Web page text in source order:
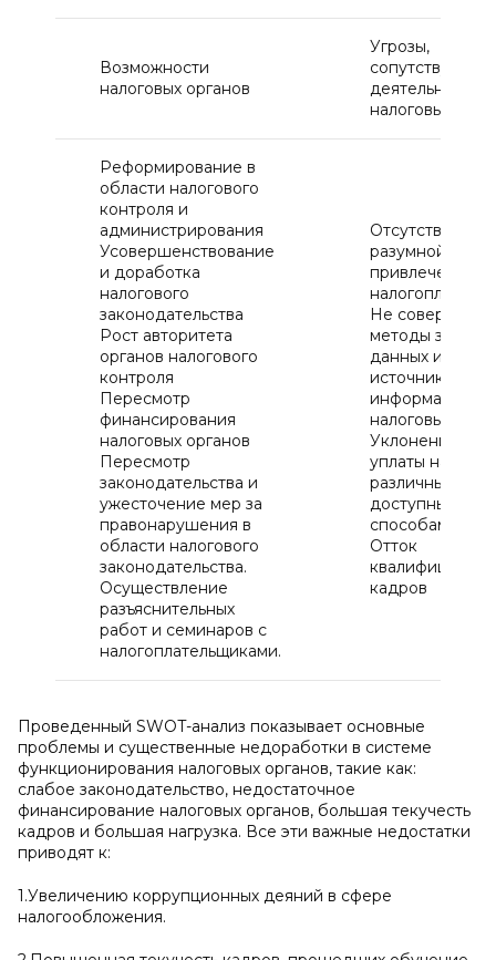
Возможности
налоговых органов
Угрозы,
сопутствующие
деятельности
налоговых
Реформирование в
области налогового
контроля и
администрирования
Усовершенствование
и доработка
налогового
законодательства
Рост авторитета
органов налогового
контроля
Пересмотр
финансирования
налоговых органов
Пересмотр
законодательства и
ужесточение мер за
правонарушения в
области налогового
законодательства.
Осуществление
разъяснительных
работ и семинаров с
налогоплательщиками.
Отсутствие
разумной
привлечения
Не
методы защиты
данных и
источников
информации
налоговых
Уклонение от
уплаты налогов
различными
доступными
способами.
Отток
кадров
Проведенный SWOT-анализ показывает основные
проблемы и существенные недоработки в системе
функционирования налоговых органов, такие как:
слабое законодательство, недостаточное
финансирование налоговых органов, большая текучесть
кадров и большая нагрузка. Все эти важные недостатки
приводят к:
1.Увеличению коррупционных деяний в сфере
налогообложения.